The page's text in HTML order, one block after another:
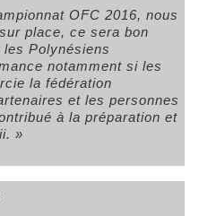
OFC 2016, nous
place, ce sera bon
Polynésiens
notamment si les
la fédération
et les personnes
à la préparation et
»